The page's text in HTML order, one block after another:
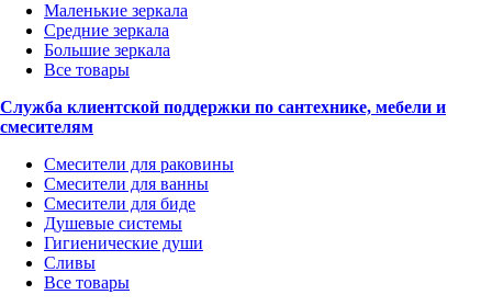
Маленькие зеркала
Средние зеркала
Большие зеркала
Все товары
Служба клиентской поддержки по сантехнике, мебели и
смесителям
Смесители для раковины
Смесители для ванны
Смесители для биде
Душевые системы
Гигиенические души
Сливы
Все товары